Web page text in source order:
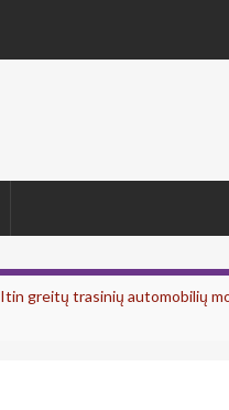
Itin greitų trasinių automobilių